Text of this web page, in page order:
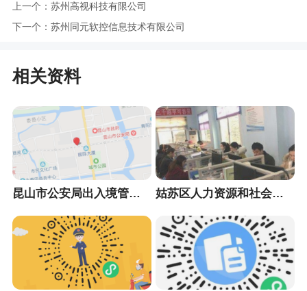
上一个： 苏州高视科技有限公司
下一个： 苏州同元软控信息技术有限公司
相关资料
昆山市公安局出入境管理大队 姑苏区人力资源和社会保障局